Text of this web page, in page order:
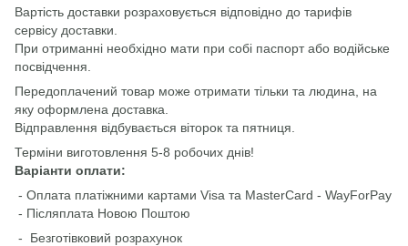
Вартість доставки розраховується відповідно до тарифів
сервісу доставки.
При отриманні необхідно мати при собі паспорт або водійське
посвідчення.
Передоплачений товар може отримати тільки та людина, на
яку оформлена доставка.
Відправлення відбувається віторок та пятниця.
Терміни виготовлення 5-8 робочих днів!
Варіанти оплати:
- Оплата платіжними картами Visa та MasterCard - WayForPay
- Післяплата Новою Поштою
- Безготівковий розрахунок